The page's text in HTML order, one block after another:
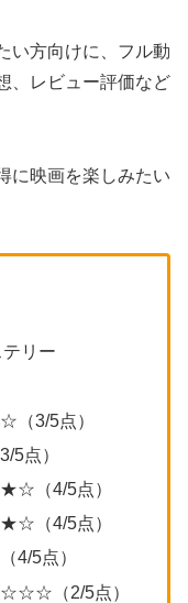
い方向けに、フル動
、レビュー評価など
に映画を楽しみたい
リー
3/5点）
点）
（4/5点）
（4/5点）
5点）
（2/5点）